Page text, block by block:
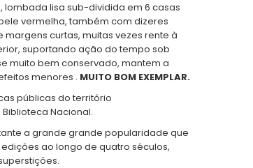
lombada lisa sub-dividida em 6 casas
vermelha, também com dizeres
curtas, muitas vezes rente à
suportando ação do tempo sob
muito bem conservado, mantem a
menores . MUITO BOM EXEMPLAR.
públicas do território
Nacional.
a grande grande popularidade que
ao longo de quatro séculos,